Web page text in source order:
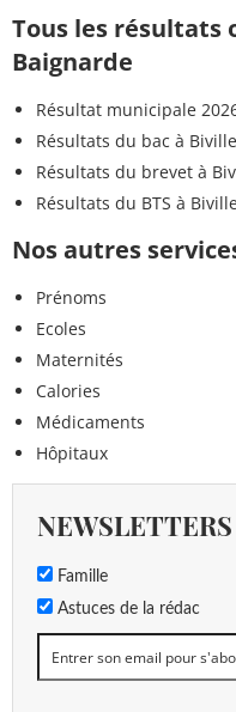
Tous les résultats
Baignarde
Résultat municipale
Résultats du bac à
Résultats du brevet à
Résultats du BTS à
Nos autres
Prénoms
Ecoles
Maternités
Calories
Médicaments
Hôpitaux
NEWSLETTERS
Famille
Astuces de la rédac